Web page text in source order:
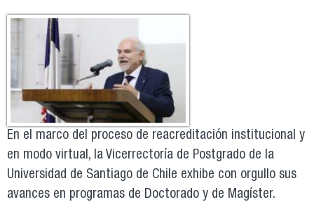
En el marco del proceso de reacreditación institucional y
en modo virtual, la Vicerrectoría de Postgrado de la
Universidad de Santiago de Chile exhibe con orgullo sus
avances en programas de Doctorado y de Magíster.